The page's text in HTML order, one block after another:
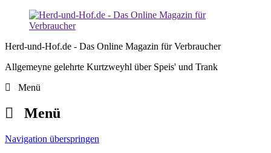
Herd-und-Hof.de - Das Online Magazin für Verbraucher
Allgemeyne gelehrte Kurtzweyhl über Speis' und Trank
Menü
Menü
Navigation überspringen